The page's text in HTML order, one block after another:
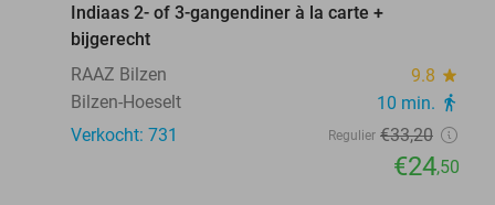
Indiaas 2- of 3-gangendiner à la carte +
bijgerecht
RAAZ Bilzen
9.8 star
Bilzen-Hoeselt 10 min. directions_walk
Verkocht: 731 Regulier €33,20
€24,50